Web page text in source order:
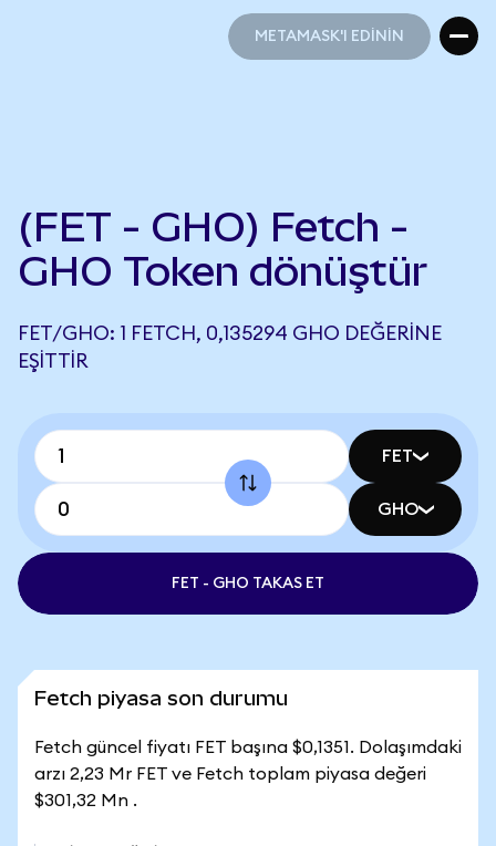
METAMASK'I EDİNİN
(FET - GHO) Fetch -
GHO Token dönüştür
FET/GHO: 1 FETCH, 0,135294 GHO DEĞERINE
EŞITTIR
FET
GHO
FET - GHO TAKAS ET
Fetch piyasa son durumu
Fetch güncel fiyatı FET başına $0,1351. Dolaşımdaki
arzı 2,23 Mr FET ve Fetch toplam piyasa değeri
$301,32 Mn .